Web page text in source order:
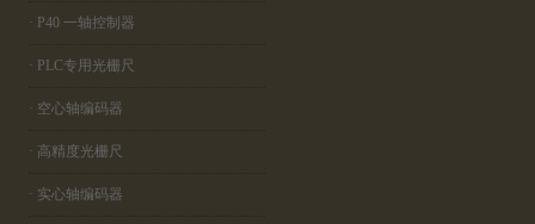
· P40 一轴控制器
· PLC专用光栅尺
· 空心轴编码器
· 高精度光栅尺
· 实心轴编码器